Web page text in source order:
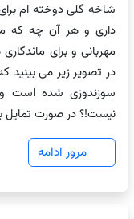
شاخه گلی دوخته ام
داری و هر آن چه که
مهربانی و برای
در تصویر زیر می بینید
سوزندوزی شده است و
نیست!؟ در صورت تمایل
مرور ادامه